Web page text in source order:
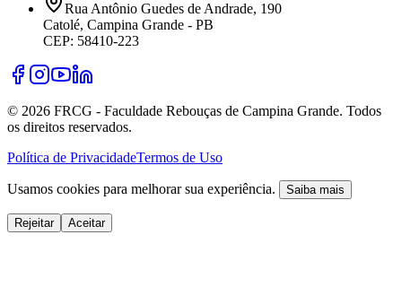
Rua Antônio Guedes de Andrade, 190
Catolé, Campina Grande - PB
CEP: 58410-223
© 2026 FRCG - Faculdade Rebouças de Campina Grande. Todos
os direitos reservados.
Política de PrivacidadeTermos de Uso
Usamos cookies para melhorar sua experiência. Saiba mais
Rejeitar Aceitar